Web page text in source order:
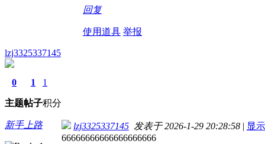
回复
使用道具 举报
lzj3325337145
0
主题
1
帖子
1
积分
新手上路 lzj3325337145 发表于 2026-1-29 20:28:58 | 显
66666666666666666666